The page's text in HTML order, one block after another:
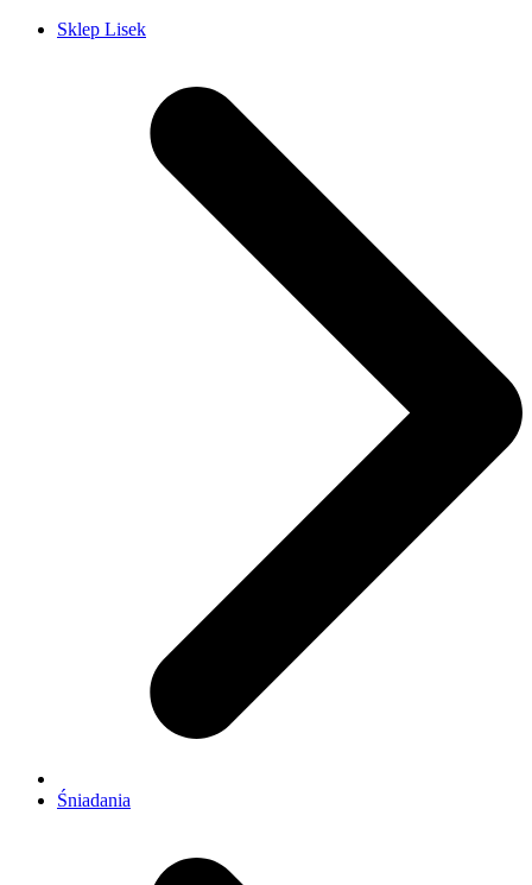
Sklep Lisek
Śniadania